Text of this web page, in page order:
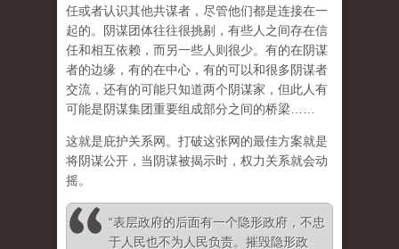
任或者认识其他共谋者，尽管他们都是连接在一
起的。阴谋团体往往很挑剔，有些人之间存在信
任和相互依赖，而另一些人则很少。有的在阴谋
者的边缘，有的在中心，有的可以和很多阴谋者
交流，还有的可能只知道两个阴谋家，但此人有
可能是阴谋集团重要组成部分之间的桥梁……
这就是庇护关系网。打破这张网的最佳方案就是
将阴谋公开，当阴谋被揭示时，权力关系就会动
摇。
“表层政府的后面有一个隐形政府，不忠
于人民也不为人民负责。摧毁隐形政